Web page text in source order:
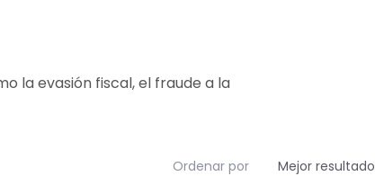
la evasión fiscal, el fraude a la
Ordenar por Mejor resultado